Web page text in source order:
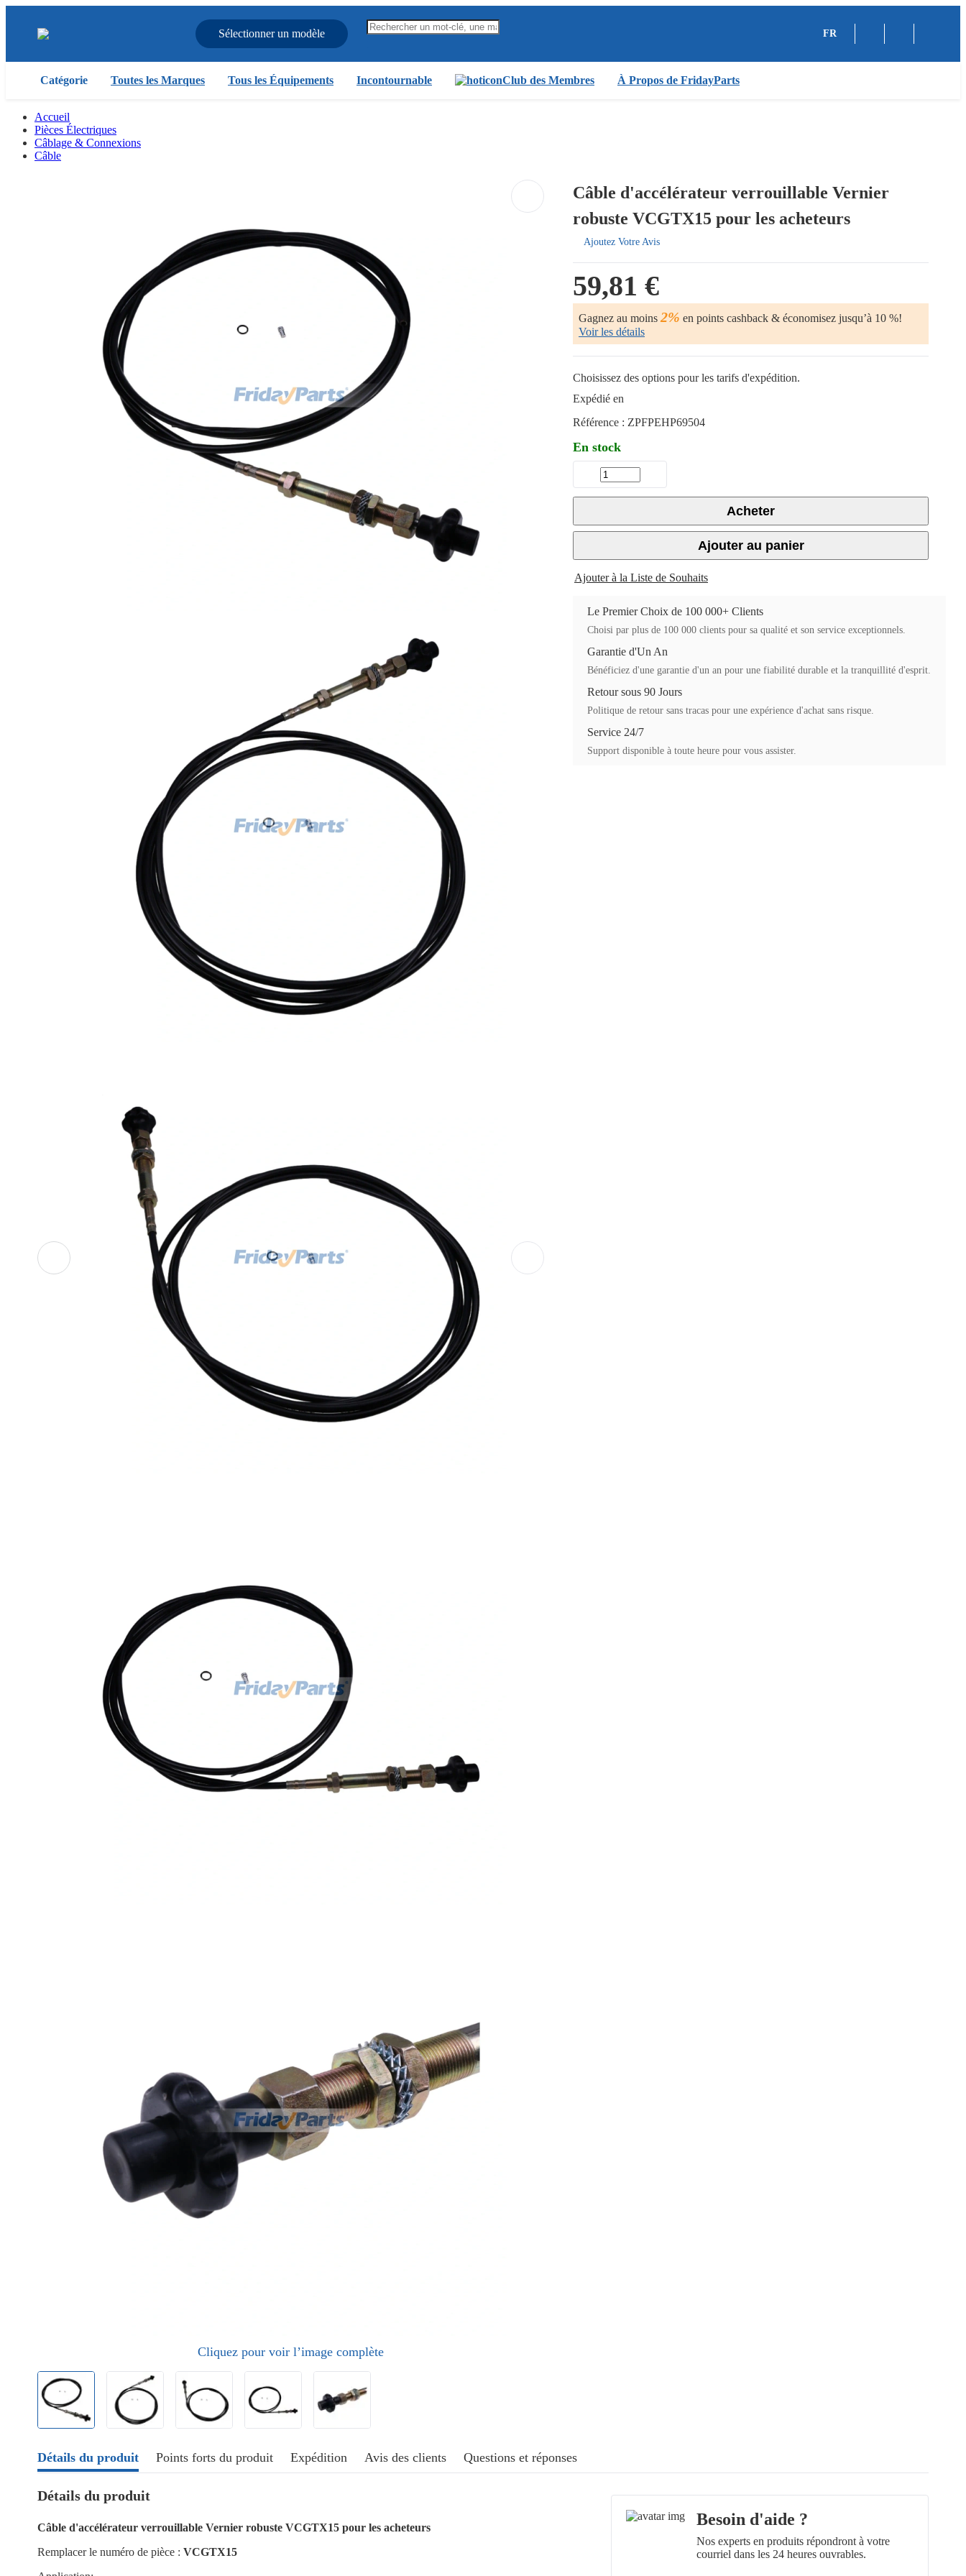
Sélectionner un modèle FR
Catégorie Toutes les Marques Tous les Équipements Incontournable Club des Membres À Propos de FridayParts
Accueil
Pièces Électriques
Câblage & Connexions
Câble
Cliquez pour voir l’image complète
Câble d'accélérateur verrouillable Vernier
robuste VCGTX15 pour les acheteurs
Ajoutez Votre Avis
59,81 €
Gagnez au moins 2% en points cashback & économisez jusqu’à 10 %!
Voir les détails
Choisissez des options pour les tarifs d'expédition.
Expédié en
Référence : ZPFPEHP69504
En stock
Acheter
Ajouter au panier
Ajouter à la Liste de Souhaits
Le Premier Choix de 100 000+ Clients
Choisi par plus de 100 000 clients pour sa qualité et son service exceptionnels.
Garantie d'Un An
Bénéficiez d'une garantie d'un an pour une fiabilité durable et la tranquillité d'esprit.
Retour sous 90 Jours
Politique de retour sans tracas pour une expérience d'achat sans risque.
Service 24/7
Support disponible à toute heure pour vous assister.
Détails du produit Points forts du produit Expédition Avis des clients Questions et réponses
Détails du produit
Câble d'accélérateur verrouillable Vernier robuste VCGTX15 pour les acheteurs
Remplacer le numéro de pièce : VCGTX15
Besoin d'aide ?
Nos experts en produits répondront à votre
courriel dans les 24 heures ouvrables.